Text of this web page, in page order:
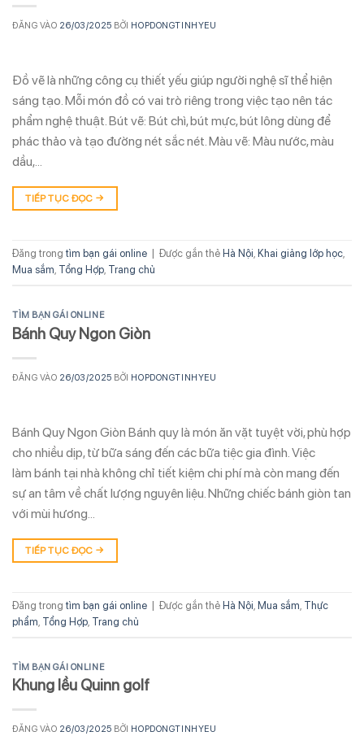
ĐĂNG VÀO 26/03/2025 BỞI HOPDONGTINHYEU
Đồ vẽ là những công cụ thiết yếu giúp người nghệ sĩ thể hiện
sáng tạo. Mỗi món đồ có vai trò riêng trong việc tạo nên tác
phẩm nghệ thuật. Bút vẽ: Bút chì, bút mực, bút lông dùng để
phác thảo và tạo đường nét sắc nét. Màu vẽ: Màu nước, màu
dầu,…
TIẾP TỤC ĐỌC →
Đăng trong tìm bạn gái online Được gắn thẻ Hà Nội, Khai giảng lớp học,
Mua sắm, Tổng Hợp, Trang chủ
TÌM BẠN GÁI ONLINE
Bánh Quy Ngon Giòn
ĐĂNG VÀO 26/03/2025 BỞI HOPDONGTINHYEU
Bánh Quy Ngon Giòn Bánh quy là món ăn vặt tuyệt vời, phù hợp
cho nhiều dịp, từ bữa sáng đến các bữa tiệc gia đình. Việc
làm bánh tại nhà không chỉ tiết kiệm chi phí mà còn mang đến
sự an tâm về chất lượng nguyên liệu. Những chiếc bánh giòn tan
với mùi hương…
TIẾP TỤC ĐỌC →
Đăng trong tìm bạn gái online Được gắn thẻ Hà Nội Mua sắm Thực
phẩm Tổng Hợp Trang chủ
TÌM BẠN GÁI ONLINE
Khung lều Quinn golf
ĐĂNG VÀO 26/03/2025 BỞI HOPDONGTINHYEU